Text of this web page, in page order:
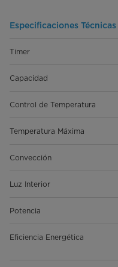
Especificaciones Técnicas
Timer
Capacidad
Control de Temperatura
Temperatura Máxima
Convección
Luz Interior
Potencia
Eficiencia Energética